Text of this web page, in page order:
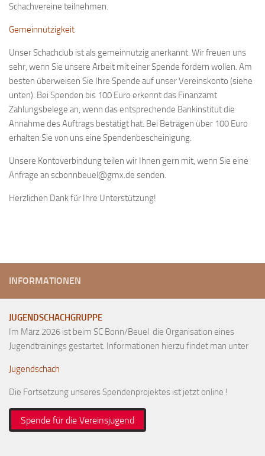
Satzung
Datenschutzordnung
BKV
Ausschreibungen
Links
Schachvereine teilnehmen.
Gemeinnützigkeit
Unser Schachclub ist als gemeinnützig anerkannt. Wir freuen uns
sehr, wenn Sie unsere Arbeit mit einer Spende fördern wollen. Am
besten überweisen Sie Ihre Spende auf unser Vereinskonto (siehe
unten). Bei Spenden bis 100 Euro erkennt das Finanzamt
Zahlungsbelege an, wenn das entsprechende Bankinstitut die
Annahme des Auftrags bestätigt hat. Bei Beträgen über 100 Euro
erhalten Sie von uns eine Spendenbescheinigung.
Unsere Kontoverbindung teilen wir Ihnen gern mit, wenn Sie eine
Anfrage an scbonnbeuel@gmx.de senden.
Herzlichen Dank für Ihre Unterstützung!
INFORMATIONEN
JUGENDSCHACHGRUPPE
Im März 2026 ist beim SC Bonn/Beuel die Organisation eines
Jugendtrainings gestartet. Informationen hierzu findet man unter
Jugendschach
Die Fortsetzung unseres Spendenprojektes ist jetzt online !
Spende für die Vereinsjugend